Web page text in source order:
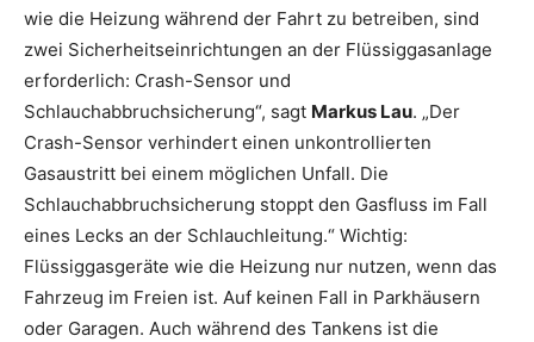
wie die Heizung während der Fahrt zu betreiben, sind
zwei Sicherheitseinrichtungen an der Flüssiggasanlage
erforderlich: Crash-Sensor und
Schlauchabbruchsicherung“, sagt Markus Lau. „Der
Crash-Sensor verhindert einen unkontrollierten
Gasaustritt bei einem möglichen Unfall. Die
Schlauchabbruchsicherung stoppt den Gasfluss im Fall
eines Lecks an der Schlauchleitung.“ Wichtig:
Flüssiggasgeräte wie die Heizung nur nutzen, wenn das
Fahrzeug im Freien ist. Auf keinen Fall in Parkhäusern
oder Garagen. Auch während des Tankens ist die